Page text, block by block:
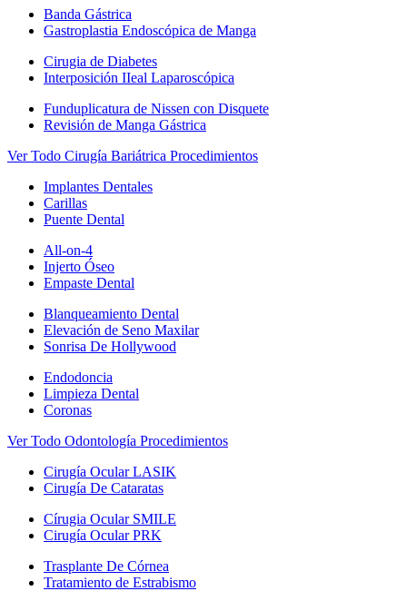
Banda Gástrica
Gastroplastia Endoscópica de Manga
Cirugia de Diabetes
Interposición IIeal Laparoscópica
Funduplicatura de Nissen con Disquete
Revisión de Manga Gástrica
Ver Todo Cirugía Bariátrica Procedimientos
Implantes Dentales
Carillas
Puente Dental
All-on-4
Injerto Óseo
Empaste Dental
Blanqueamiento Dental
Elevación de Seno Maxilar
Sonrisa De Hollywood
Endodoncia
Limpieza Dental
Coronas
Ver Todo Odontología Procedimientos
Cirugía Ocular LASIK
Cirugía De Cataratas
Círugia Ocular SMILE
Cirugía Ocular PRK
Trasplante De Córnea
Tratamiento de Estrabismo